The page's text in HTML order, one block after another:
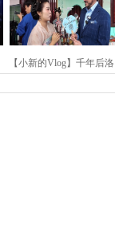
【小新的Vlog】千年后洛